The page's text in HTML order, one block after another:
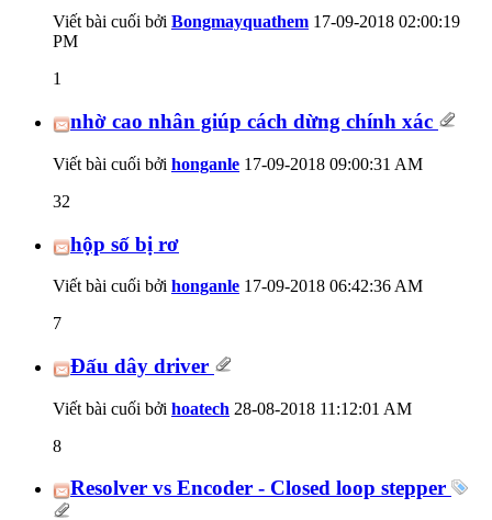
Viết bài cuối bởi Bongmayquathem 17-09-2018 02:00:19
PM
1
nhờ cao nhân giúp cách dừng chính xác
Viết bài cuối bởi honganle 17-09-2018 09:00:31 AM
32
hộp số bị rơ
Viết bài cuối bởi honganle 17-09-2018 06:42:36 AM
7
Đấu dây driver
Viết bài cuối bởi hoatech 28-08-2018 11:12:01 AM
8
Resolver vs Encoder - Closed loop stepper